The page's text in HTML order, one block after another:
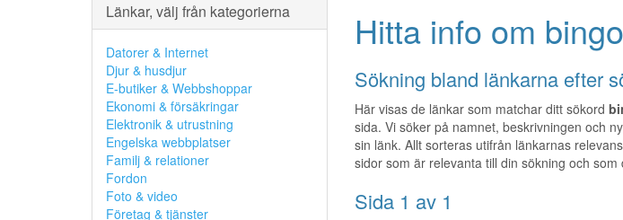
Länkar, välj från kategorierna
Datorer & Internet
Djur & husdjur
E-butiker & Webbshoppar
Ekonomi & försäkringar
Elektronik & utrustning
Engelska webbplatser
Familj & relationer
Fordon
Foto & video
Företag & tjänster
Hitta info om
Sökning bland länkarna efter
Här visas de länkar som matchar ditt sökord
sida. Vi söker på namnet, beskrivningen och
sin länk. Allt sorteras utifrån länkarnas
sidor som är relevanta till din sökning och som
Sida 1 av 1